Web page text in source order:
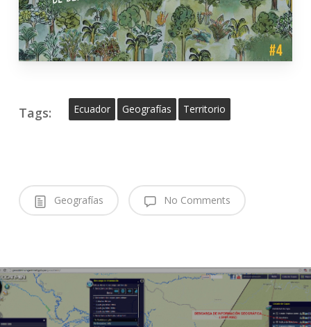
Tags: Ecuador Geografías Territorio
Geografías No Comments